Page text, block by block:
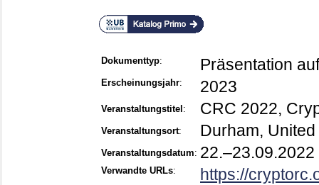
Dokumenttyp: Präsentation
Erscheinungsjahr: 2023
Veranstaltungstitel : CRC 2022,
Veranstaltungsort: Durham,
Veranstaltungsdatum: 22.–23.09.2022
Verwandte URLs: https://